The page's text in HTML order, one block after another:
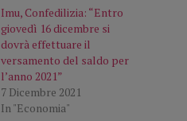
Imu, Confedilizia: “Entro
giovedì 16 dicembre si
dovrà effettuare il
versamento del saldo per
l’anno 2021”
7 Dicembre 2021
In "Economia"